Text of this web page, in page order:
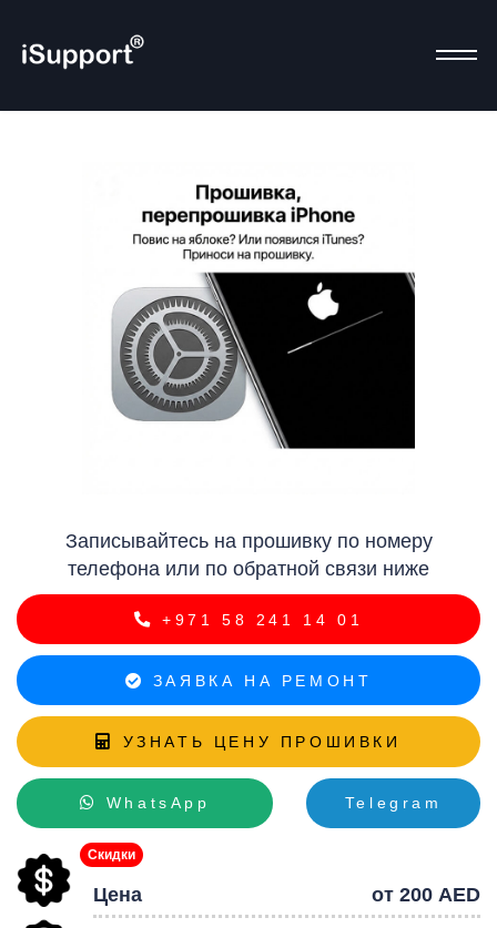
Записывайтесь на прошивку по номеру
телефона или по обратной связи ниже
+971 58 241 14 01
ЗАЯВКА НА РЕМОНТ
УЗНАТЬ ЦЕНУ ПРОШИВКИ
WhatsApp Telegram
Скидки
Цена от 200 AED